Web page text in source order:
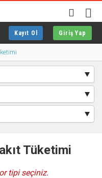
Kayıt Ol Giriş Yap
Tüketimi
tipi seçiniz.